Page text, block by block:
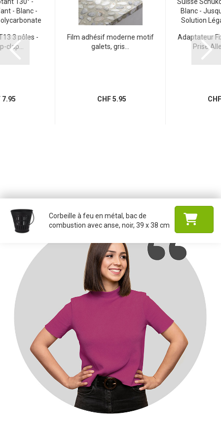
3 pôles -
clap...
Film adhésif moderne motif
galets, gris...
CHF 5.95
Adaptateur
Prise
Corbeille à feu en métal, bac de
combustion avec anse, noir, 39 x 38 cm